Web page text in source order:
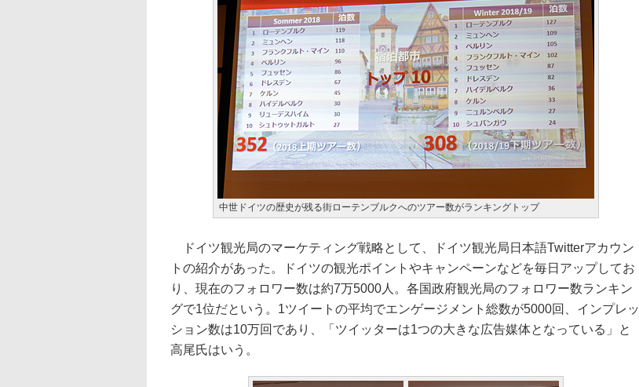
中世ドイツの歴史が残る街ローテンブルクへのツアー数がランキングトップ
ドイツ観光局のマーケティング戦略として、ドイツ観光局日本語Twitterアカウン
トの紹介があった。ドイツの観光ポイントやキャンペーンなどを毎日アップしてお
り、現在のフォロワー数は約7万5000人。各国政府観光局のフォロワー数ランキン
グで1位だという。1ツイートの平均でエンゲージメント総数が5000回、インプレッ
ション数は10万回であり、「ツイッターは1つの大きな広告媒体となっている」と
高尾氏はいう。